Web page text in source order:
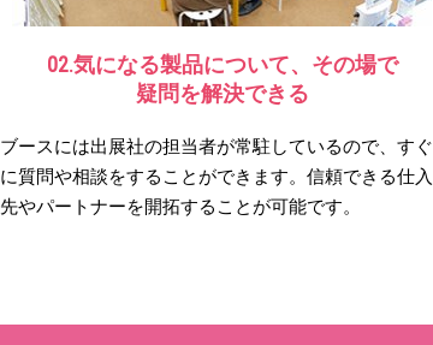
02.気になる製品について、その場で
疑問を解決できる
ブースには出展社の担当者が常駐しているので、すぐ
に質問や相談をすることができます。信頼できる仕入
先やパートナーを開拓することが可能です。